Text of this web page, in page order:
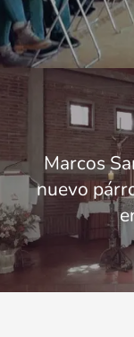
Marcos
nuevo